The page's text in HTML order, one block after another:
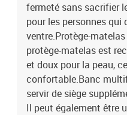
fermeté sans sacrifier
pour les personnes qui
ventre.Protège-
protège-matelas est
et doux pour la peau,
confortable.Banc
servir de siège
Il peut également être